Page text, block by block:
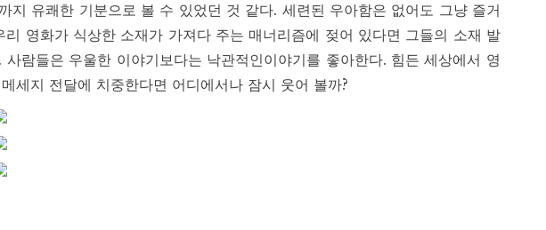
지 유쾌한 기분으로 볼 수 있었던 것 같다. 세련된 우아함은 없어도 그냥 즐거
리 영화가 식상한 소재가 가져다 주는 매너리즘에 젖어 있다면 그들의 소재 발
람들은 우울한 이야기보다는 낙관적인이야기를 좋아한다. 힘든 세상에서 영
세지 전달에 치중한다면 어디에서나 잠시 웃어 볼까?